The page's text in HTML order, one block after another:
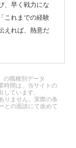
、早く戦力にな
これまでの経験
えれば、熱意だ
」の職種別データ
時間は、当サイトの
ています。
りません。実際の条
との面談にて改めて